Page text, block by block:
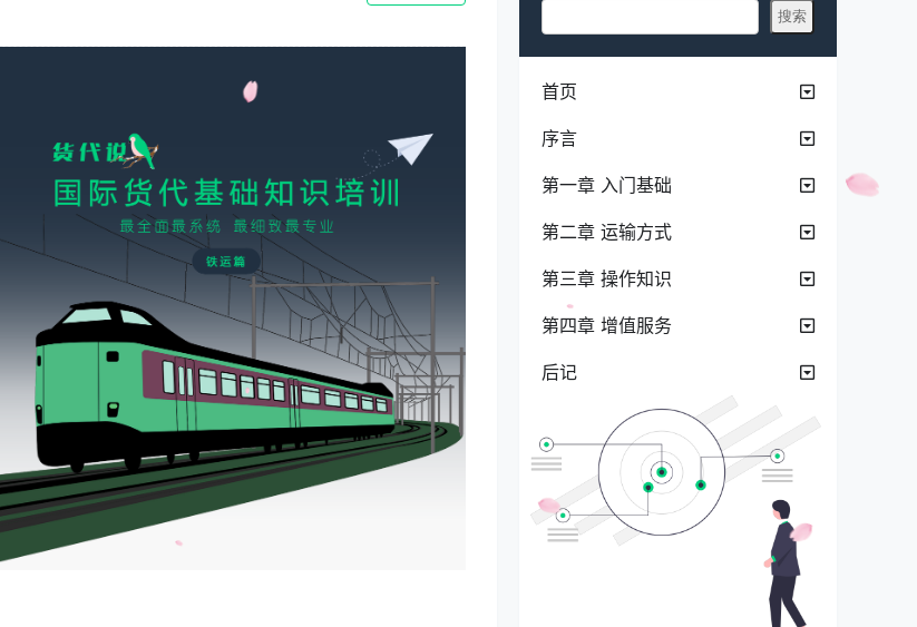
首页
序言
第一章 入门基础
第二章 运输方式
第三章 操作知识
第四章 增值服务
后记